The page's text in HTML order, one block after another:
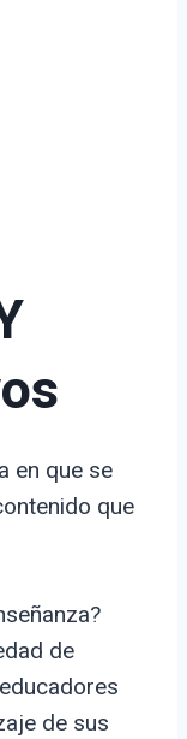
en que se
que
de
de sus